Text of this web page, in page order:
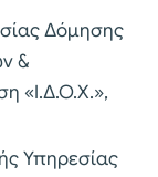
Δόμησης
&
«Ι.Δ.Ο.Χ.»,
Υπηρεσίας